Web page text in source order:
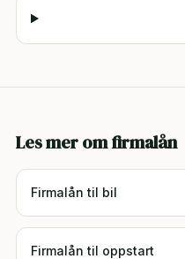
Les mer om firmalån
Firmalån til bil
Firmalån til oppstart